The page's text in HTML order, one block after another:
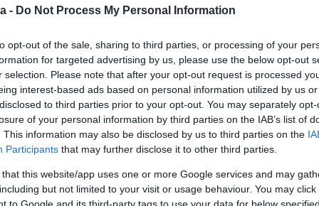
- Do Not Process My Personal Information
opt-out of the sale, sharing to third parties, or processing of your
for targeted advertising by us, please use the below opt-out
selection. Please note that after your opt-out request is processed
interest-based ads based on personal information utilized by us
to third parties prior to your opt-out. You may separately
of your personal information by third parties on the IAB’s list of
This information may also be disclosed by us to third parties on the
Participants that may further disclose it to other third parties.
that this website/app uses one or more Google services and may
but not limited to your visit or usage behaviour. You may
informátor feltételezései helytállóak, a
el a vendégházak, amik 100-120 fő
Barbi családjának tulajdonában áll a birtok, így
elszállásolásáért sem kellett fizetniük. Az sem volt
elé Barbarát.
legyen az esküvő, a szüleim megölnének" –
a modell.
alkotnak egy párt. Jóllehet, az amerikai színésznek
ellenállt az udvarlásnak, Dylannak végül
arról is beszélt, hogy közös szenvedélyük, a